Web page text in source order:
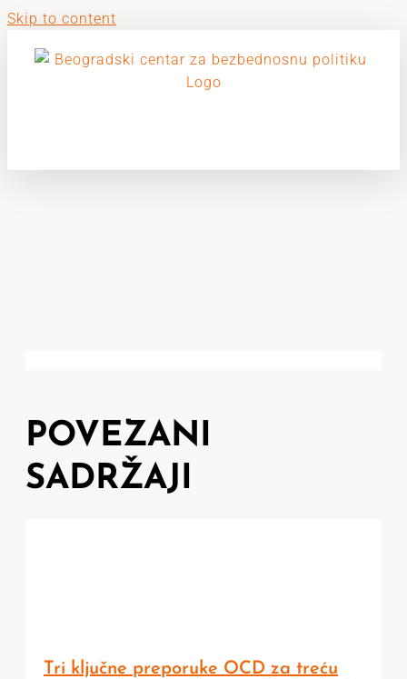
Skip to content
POVEZANI
SADRŽAJI
Tri ključne preporuke OCD za treću